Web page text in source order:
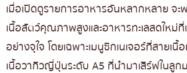
เมื่อเปิดดูรายการอาหารอันหลากหลาย จ
เนื้อสัตว์คุณภาพสูงและอาหารทะเลสดใหม่ที่
อย่างจุใจ โดยเฉพาะเมนูซิกเนเจอร์ที่สายเ
เนื้อวากิวญี่ปุ่นระดับ A5 ที่นำมาเสิร์ฟในลูก